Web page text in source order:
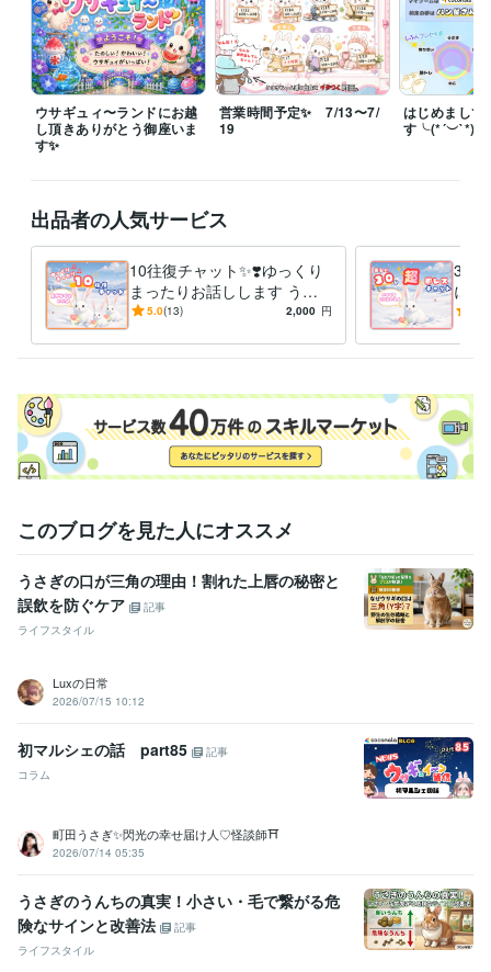
笑顔をたくさん生み出す為にわたしは何度だって！
世の不条理に立ち向かいます！
Why don’t you’re best?
何故ベストを尽くさないのか？
i believe in dreams
私は夢を信じる！
〜毎日待機中〜
経験職種
人事 / 評価・報酬 経験年数 : 10年
癒しの聞き上手 2014年12月 ~ 現在
あなたの楽園（エデン）ウサギュィ〜ランド 2025年5月 ~ 現在
自宅で副業 2025年5月 ~ 現在
受賞歴
2025年６月末にココナラ初出品、同年8月にプラチナランクに
2026年2月、販売件数500件達成！
2026年5月、販売件数1000件達成！
資格・検定
ビジネス・クリエイティブツール
Word:10年ChatGPT:1年Adobe Premiere Pro:1年
DaVinci Resolve:1年
話を聞く才能:99年
得意分野
悩み相談・カウンセリング ●プロの聞き上手 ●介護職１５年以上、
管理職も経験しました ●職場の人間関係、いじめ、パワハラなど ●怪
談蒐集家
ウサギュィ〜ランドにお越
し頂きありがとう御座いま
す✨
営業時間予定✨ 7/13〜7/
19
はじめまして
す╰(*´︶`*)╯
出品者の人気サービス
10往復チャット✨❣️ゆっくり
まったりお話しします うさ
ぎとチャット✨話し相手/雑
5.0(13) 2,000 円
30分
に向
レス
このブログを見た人にオススメ
うさぎの口が三角の理由！割れた上唇の秘密と
誤飲を防ぐケア
記事
ライフスタイル
Luxの日常
2026/07/15 10:12
初マルシェの話 part85
記事
コラム
町田うさぎ✨閃光の幸せ届け人♡怪談師⛩️
2026/07/14 05:35
うさぎのうんちの真実！小さい・毛で繋がる危
険なサインと改善法
記事
ライフスタイル